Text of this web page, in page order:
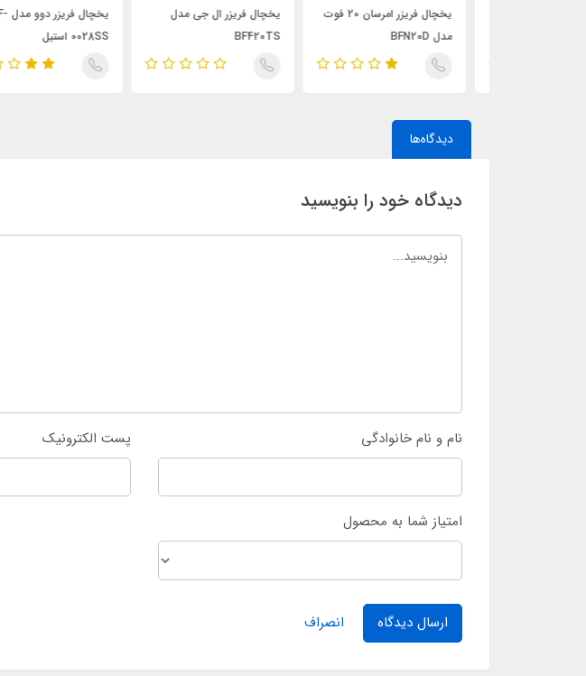
یخچال فریزر امرسان 20 فوت
یخچال فریزر ال جی مدل
BF420TS
یخچال فریزر دوو مدل D2BF-
0028SS استیل
دیدگاه‌ها
دیدگاه خود را بنویسید
نام و نام خانوادگی پست الکترونیک
امتیاز شما به محصول
ارسال دیدگاه انصراف